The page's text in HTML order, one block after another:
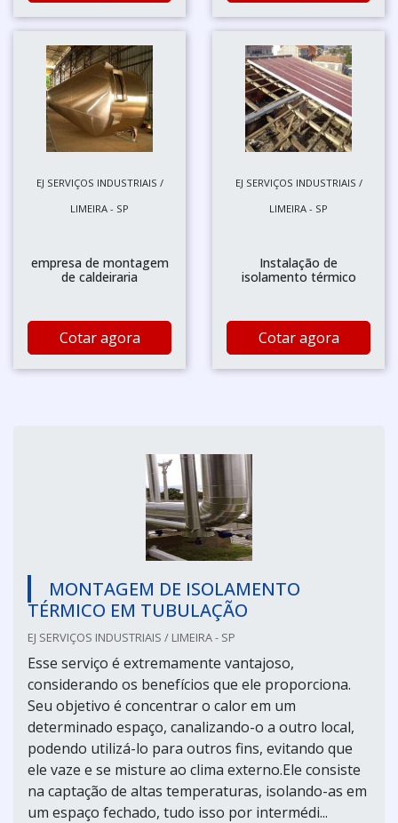
EJ SERVIÇOS INDUSTRIAIS /
LIMEIRA - SP
empresa de montagem
de caldeiraria
Cotar agora
EJ SERVIÇOS INDUSTRIAIS /
LIMEIRA - SP
Instalação de
isolamento térmico
Cotar agora
MONTAGEM DE ISOLAMENTO
TÉRMICO EM TUBULAÇÃO
EJ SERVIÇOS INDUSTRIAIS / LIMEIRA - SP
Esse serviço é extremamente vantajoso,
considerando os benefícios que ele proporciona.
Seu objetivo é concentrar o calor em um
determinado espaço, canalizando-o a outro local,
podendo utilizá-lo para outros fins, evitando que
ele vaze e se misture ao clima externo.Ele consiste
na captação de altas temperaturas, isolando-as em
um espaço fechado, tudo isso por intermédi...